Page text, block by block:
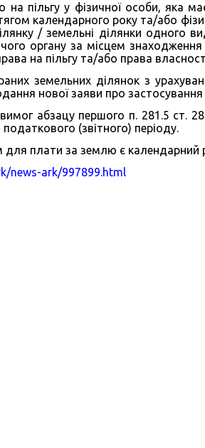
пільгу у фізичної особи, яка
календарного року та/або
/ земельні ділянки одного
органу за місцем
на пільгу та/або права
земельних ділянок з
нової заяви про застосування
абзацу першого п. 281.5 ст.
(звітного) періоду.
плати за землю є календарний
news-ark/997899.html